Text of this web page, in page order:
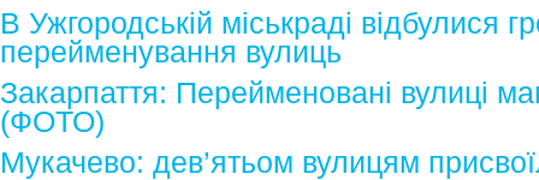
В Ужгородській міськраді відбулися
перейменування вулиць
Закарпаття: Перейменовані вулиці
(ФОТО)
Мукачево: дев’ятьом вулицям